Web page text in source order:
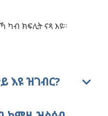
ካብ ክፍሊት ናጻ እዩ።
እዩ ዝገብር?